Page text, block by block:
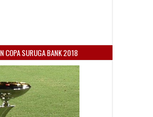
COPA SURUGA BANK 2018